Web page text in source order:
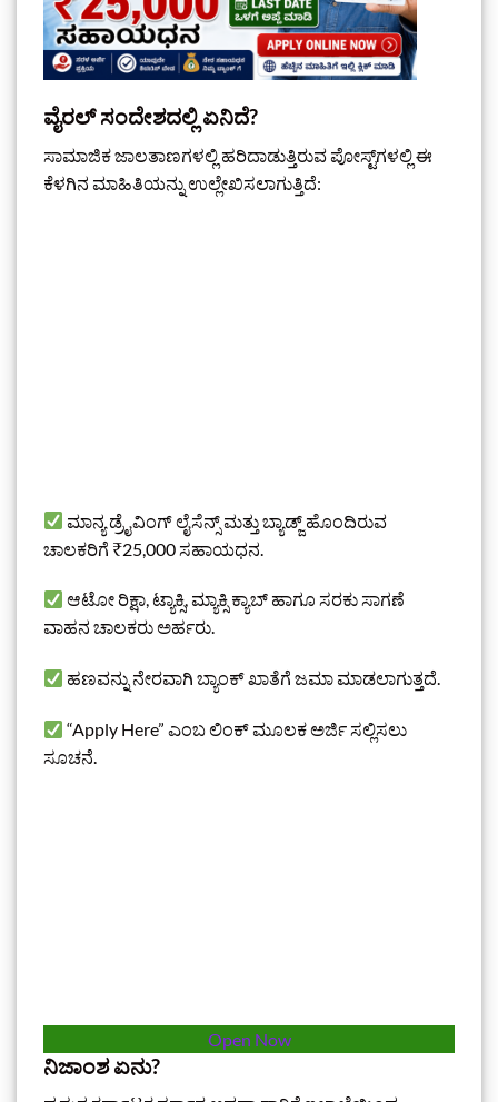
ವೈರಲ್ ಸಂದೇಶದಲ್ಲಿ ಏನಿದೆ?
ಸಾಮಾಜಿಕ ಜಾಲತಾಣಗಳಲ್ಲಿ ಹರಿದಾಡುತ್ತಿರುವ ಪೋಸ್ಟ್‌ಗಳಲ್ಲಿ ಈ
ಕೆಳಗಿನ ಮಾಹಿತಿಯನ್ನು ಉಲ್ಲೇಖಿಸಲಾಗುತ್ತಿದೆ:
ಮಾನ್ಯ ಡ್ರೈವಿಂಗ್ ಲೈಸೆನ್ಸ್ ಮತ್ತು ಬ್ಯಾಡ್ಜ್ ಹೊಂದಿರುವ
ಚಾಲಕರಿಗೆ ₹25,000 ಸಹಾಯಧನ.
ಆಟೋ ರಿಕ್ಷಾ, ಟ್ಯಾಕ್ಸಿ, ಮ್ಯಾಕ್ಸಿ ಕ್ಯಾಬ್ ಹಾಗೂ ಸರಕು ಸಾಗಣೆ
ವಾಹನ ಚಾಲಕರು ಅರ್ಹರು.
ಹಣವನ್ನು ನೇರವಾಗಿ ಬ್ಯಾಂಕ್ ಖಾತೆಗೆ ಜಮಾ ಮಾಡಲಾಗುತ್ತದೆ.
“Apply Here” ಎಂಬ ಲಿಂಕ್ ಮೂಲಕ ಅರ್ಜಿ ಸಲ್ಲಿಸಲು
ಸೂಚನೆ.
Open Now
ನಿಜಾಂಶ ಏನು?